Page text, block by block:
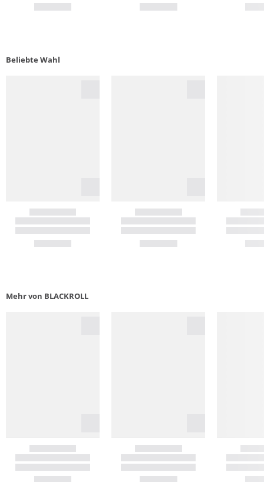
Beliebte Wahl
Mehr von BLACKROLL